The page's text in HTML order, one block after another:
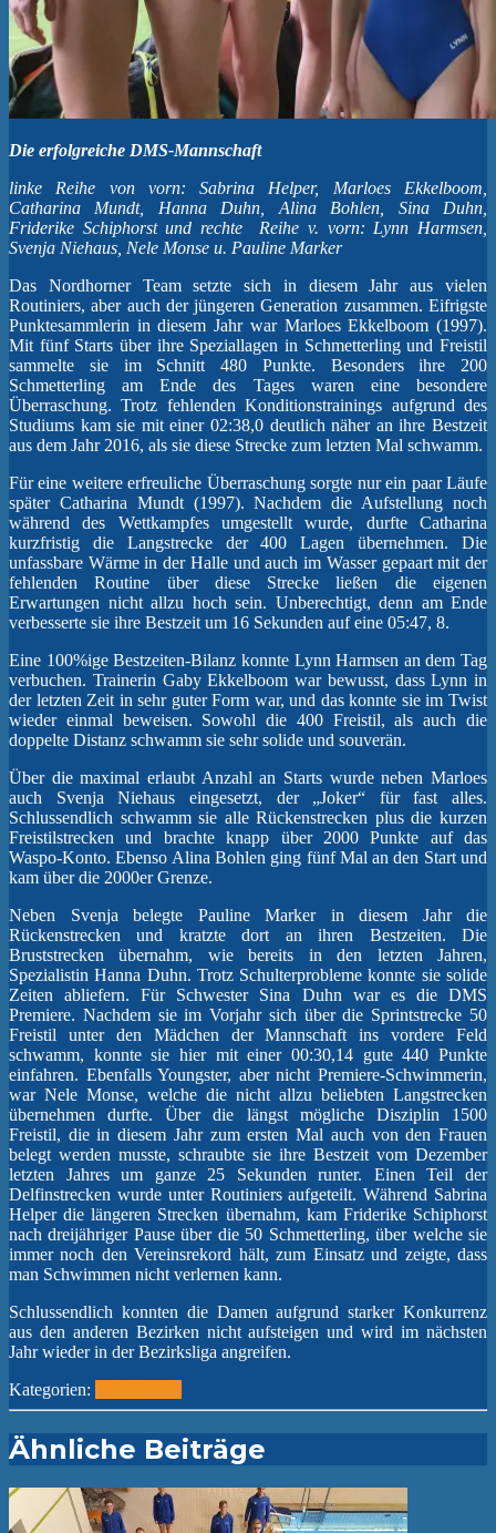
Die erfolgreiche DMS-Mannschaft
linke Reihe von vorn: Sabrina Helper, Marloes Ekkelboom,
Catharina Mundt, Hanna Duhn, Alina Bohlen, Sina Duhn,
Friderike Schiphorst und rechte Reihe v. vorn: Lynn Harmsen,
Svenja Niehaus, Nele Monse u. Pauline Marker
Das Nordhorner Team setzte sich in diesem Jahr aus vielen
Routiniers, aber auch der jüngeren Generation zusammen. Eifrigste
Punktesammlerin in diesem Jahr war Marloes Ekkelboom (1997).
Mit fünf Starts über ihre Speziallagen in Schmetterling und Freistil
sammelte sie im Schnitt 480 Punkte. Besonders ihre 200
Schmetterling am Ende des Tages waren eine besondere
Überraschung. Trotz fehlenden Konditionstrainings aufgrund des
Studiums kam sie mit einer 02:38,0 deutlich näher an ihre Bestzeit
aus dem Jahr 2016, als sie diese Strecke zum letzten Mal schwamm.
Für eine weitere erfreuliche Überraschung sorgte nur ein paar Läufe
später Catharina Mundt (1997). Nachdem die Aufstellung noch
während des Wettkampfes umgestellt wurde, durfte Catharina
kurzfristig die Langstrecke der 400 Lagen übernehmen. Die
unfassbare Wärme in der Halle und auch im Wasser gepaart mit der
fehlenden Routine über diese Strecke ließen die eigenen
Erwartungen nicht allzu hoch sein. Unberechtigt, denn am Ende
verbesserte sie ihre Bestzeit um 16 Sekunden auf eine 05:47, 8.
Eine 100%ige Bestzeiten-Bilanz konnte Lynn Harmsen an dem Tag
verbuchen. Trainerin Gaby Ekkelboom war bewusst, dass Lynn in
der letzten Zeit in sehr guter Form war, und das konnte sie im Twist
wieder einmal beweisen. Sowohl die 400 Freistil, als auch die
doppelte Distanz schwamm sie sehr solide und souverän.
Über die maximal erlaubt Anzahl an Starts wurde neben Marloes
auch Svenja Niehaus eingesetzt, der „Joker“ für fast alles.
Schlussendlich schwamm sie alle Rückenstrecken plus die kurzen
Freistilstrecken und brachte knapp über 2000 Punkte auf das
Waspo-Konto. Ebenso Alina Bohlen ging fünf Mal an den Start und
kam über die 2000er Grenze.
Neben Svenja belegte Pauline Marker in diesem Jahr die
Rückenstrecken und kratzte dort an ihren Bestzeiten. Die
Bruststrecken übernahm, wie bereits in den letzten Jahren,
Spezialistin Hanna Duhn. Trotz Schulterprobleme konnte sie solide
Zeiten abliefern. Für Schwester Sina Duhn war es die DMS
Premiere. Nachdem sie im Vorjahr sich über die Sprintstrecke 50
Freistil unter den Mädchen der Mannschaft ins vordere Feld
schwamm, konnte sie hier mit einer 00:30,14 gute 440 Punkte
einfahren. Ebenfalls Youngster, aber nicht Premiere-Schwimmerin,
war Nele Monse, welche die nicht allzu beliebten Langstrecken
übernehmen durfte. Über die längst mögliche Disziplin 1500
Freistil, die in diesem Jahr zum ersten Mal auch von den Frauen
belegt werden musste, schraubte sie ihre Bestzeit vom Dezember
letzten Jahres um ganze 25 Sekunden runter. Einen Teil der
Delfinstrecken wurde unter Routiniers aufgeteilt. Während Sabrina
Helper die längeren Strecken übernahm, kam Friderike Schiphorst
nach dreijähriger Pause über die 50 Schmetterling, über welche sie
immer noch den Vereinsrekord hält, zum Einsatz und zeigte, dass
man Schwimmen nicht verlernen kann.
Schlussendlich konnten die Damen aufgrund starker Konkurrenz
aus den anderen Bezirken nicht aufsteigen und wird im nächsten
Jahr wieder in der Bezirksliga angreifen.
Kategorien:
Ähnliche Beiträge